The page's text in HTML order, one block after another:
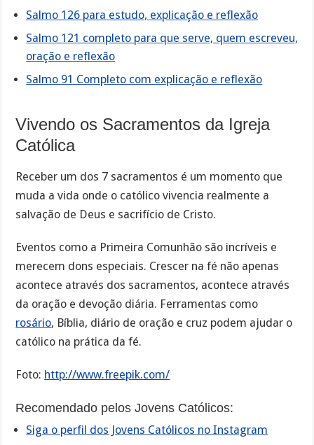
Salmo 126 para estudo, explicação e reflexão
Salmo 121 completo para que serve, quem escreveu,
oração e reflexão
Salmo 91 Completo com explicação e reflexão
Vivendo os Sacramentos da Igreja
Católica
Receber um dos 7 sacramentos é um momento que
muda a vida onde o católico vivencia realmente a
salvação de Deus e sacrifício de Cristo.
Eventos como a Primeira Comunhão são incríveis e
merecem dons especiais. Crescer na fé não apenas
acontece através dos sacramentos, acontece através
da oração e devoção diária. Ferramentas como
rosário, Bíblia, diário de oração e cruz podem ajudar o
católico na prática da fé.
Foto: http://www.freepik.com/
Recomendado pelos Jovens Católicos:
Siga o perfil dos Jovens Católicos no Instagram